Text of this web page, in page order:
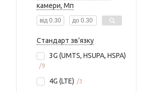
камери, Мп
Стандарт зв'язку
3G (UMTS, HSUPA, HSPA)
9
4G (LTE) 3